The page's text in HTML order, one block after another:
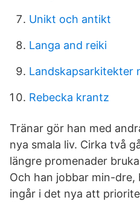
Unikt och antikt
Langa and reiki
Landskapsarkitekter
Rebecka krantz
Tränar gör han med
nya smala liv. Cirka två
längre promenader
Och han jobbar min-dre,
ingår i det nya att